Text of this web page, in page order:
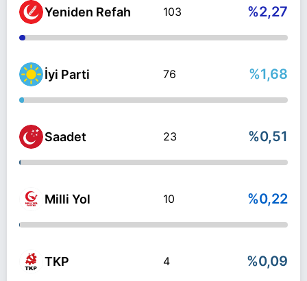
Yeniden Refah 103 %2,27
İyi Parti 76 %1,68
Saadet 23 %0,51
Milli Yol 10 %0,22
TKP 4 %0,09